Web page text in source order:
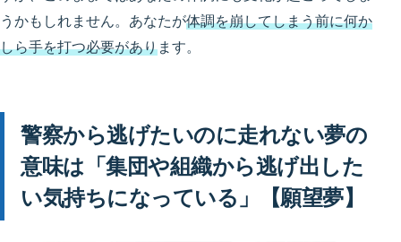
うかもしれません。あなたが体調を崩してしまう前に何か
しら手を打つ必要があります。
警察から逃げたいのに走れない夢の
意味は「集団や組織から逃げ出した
い気持ちになっている」【願望夢】